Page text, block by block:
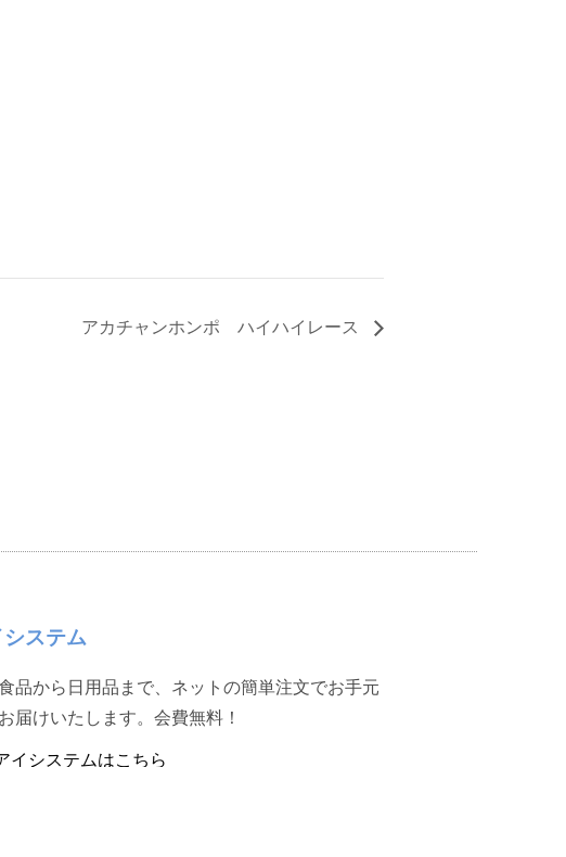
アカチャンホンポ ハイハイレース
システム
品から日用品まで、ネットの簡単注文でお手元
届けいたします。会費無料！
イシステムはこちら